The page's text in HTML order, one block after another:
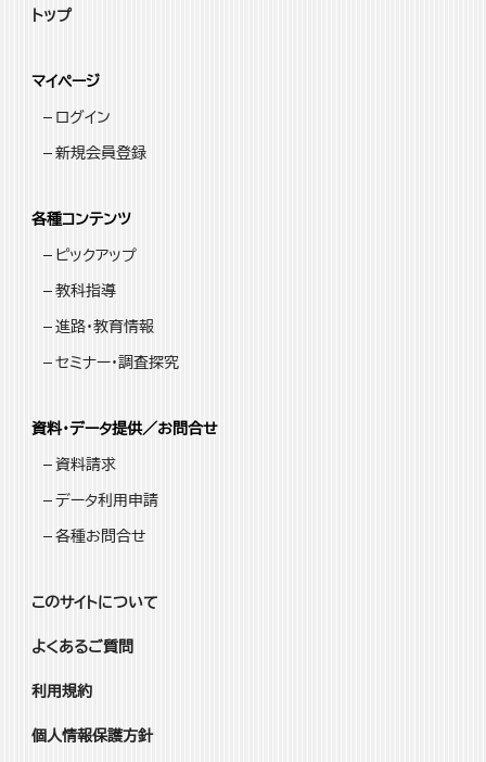
トップ
マイページ
ログイン
新規会員登録
各種コンテンツ
ピックアップ
教科指導
進路・教育情報
セミナー・調査探究
資料・データ提供／お問合せ
資料請求
データ利用申請
各種お問合せ
このサイトについて
よくあるご質問
利用規約
個人情報保護方針